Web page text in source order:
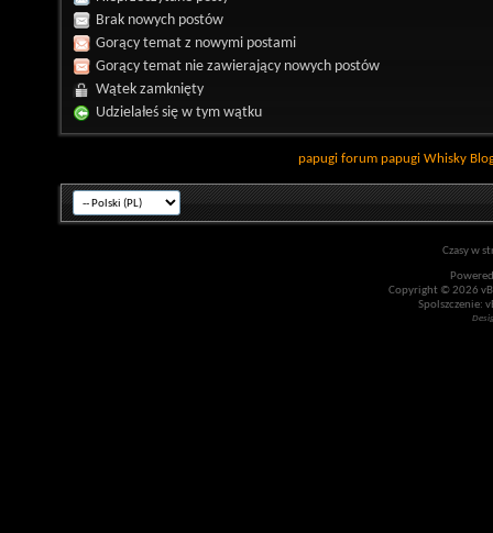
Brak nowych postów
Gorący temat z nowymi postami
Gorący temat nie zawierający nowych postów
Wątek zamknięty
Udzielałeś się w tym wątku
papugi forum papugi Whisky
Czasy w
Copyright © 2026
Spolszczenie: